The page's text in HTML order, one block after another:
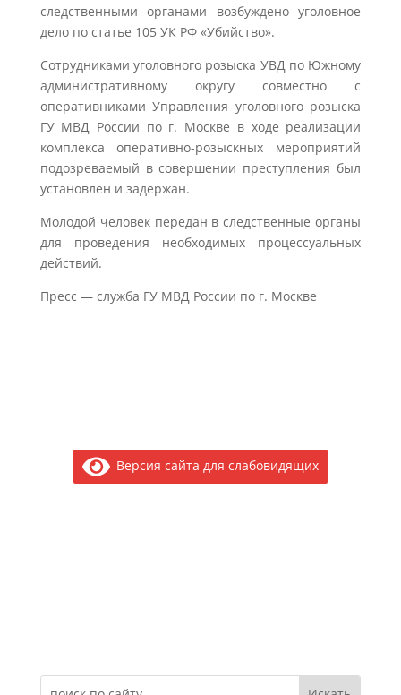
следственными органами возбуждено уголовное
дело по статье 105 УК РФ «Убийство».
Сотрудниками уголовного розыска УВД по Южному
административному округу совместно с
оперативниками Управления уголовного розыска
ГУ МВД России по г. Москве в ходе реализации
комплекса оперативно-розыскных мероприятий
подозреваемый в совершении преступления был
установлен и задержан.
Молодой человек передан в следственные органы
для проведения необходимых процессуальных
действий.
Пресс — служба ГУ МВД России по г. Москве
Версия сайта для слабовидящих